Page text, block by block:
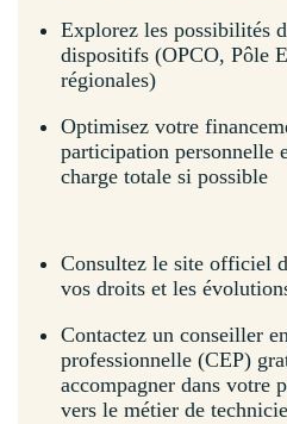
Explorez les possibilités
dispositifs (OPCO, Pôle
régionales)
Optimisez votre
participation personnelle
charge totale si possible
Consultez le site officiel
vos droits et les
Contactez un conseiller
professionnelle (CEP)
accompagner dans votre
vers le métier de